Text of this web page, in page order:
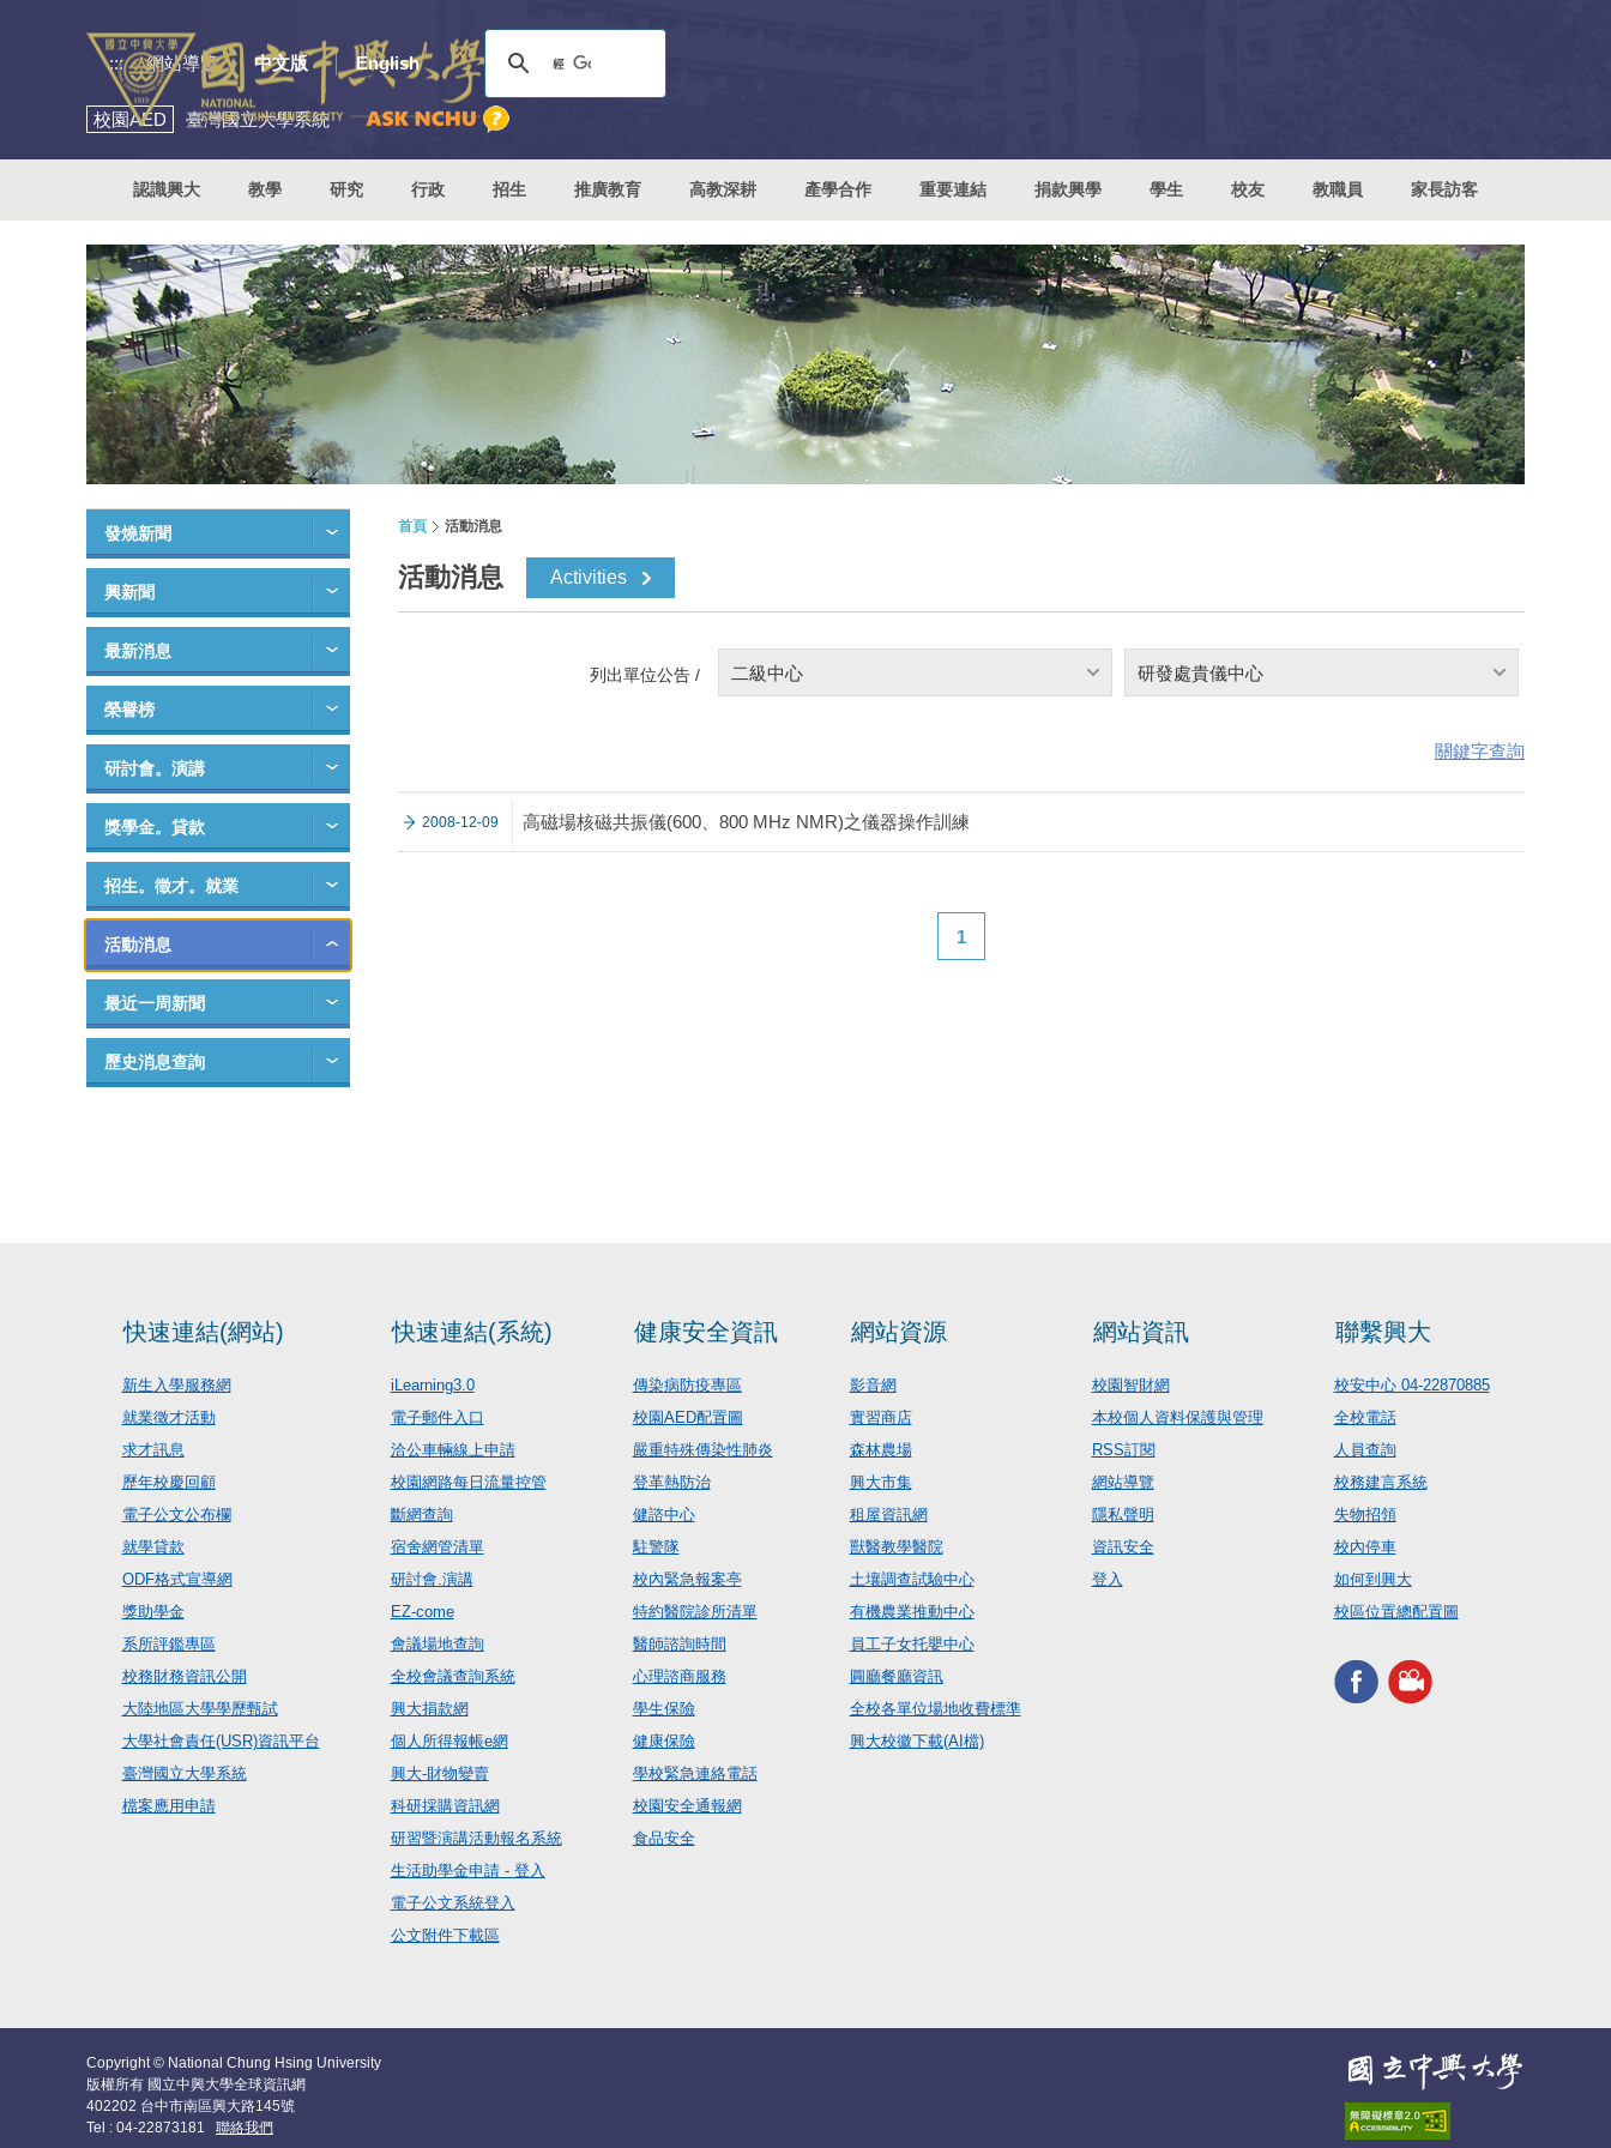
::: 網站導覽 中文版 English
校園AED 臺灣國立大學系統
認識興大 教學 研究 行政 招生 推廣教育 高教深耕 產學合作 重要連結 捐款興學 學生 校友 教職員 家長訪客
發燒新聞
興新聞
最新消息
榮譽榜
研討會。演講
獎學金。貸款
招生。徵才。就業
活動消息
最近一周新聞
歷史消息查詢
首頁 活動消息
活動消息 Activities
列出單位公告 / 二級中心 研發處貴儀中心
關鍵字查詢
2008-12-09 高磁場核磁共振儀(600、800 MHz NMR)之儀器操作訓練
1
快速連結(網站)
新生入學服務網
就業徵才活動
求才訊息
歷年校慶回顧
電子公文公布欄
就學貸款
ODF格式宣導網
獎助學金
系所評鑑專區
校務財務資訊公開
大陸地區大學學歷甄試
大學社會責任(USR)資訊平台
臺灣國立大學系統
檔案應用申請
快速連結(系統)
iLearning3.0
電子郵件入口
洽公車輛線上申請
校園網路每日流量控管
斷網查詢
宿舍網管清單
研討會.演講
EZ-come
會議場地查詢
全校會議查詢系統
興大捐款網
個人所得報帳e網
興大-財物變賣
科研採購資訊網
研習暨演講活動報名系統
生活助學金申請 - 登入
電子公文系統登入
公文附件下載區
健康安全資訊
傳染病防疫專區
校園AED配置圖
嚴重特殊傳染性肺炎
登革熱防治
健諮中心
駐警隊
校內緊急報案亭
特約醫院診所清單
醫師諮詢時間
心理諮商服務
學生保險
健康保險
學校緊急連絡電話
校園安全通報網
食品安全
網站資源
影音網
實習商店
森林農場
興大市集
租屋資訊網
獸醫教學醫院
土壤調查試驗中心
有機農業推動中心
員工子女托嬰中心
圓廳餐廳資訊
全校各單位場地收費標準
興大校徽下載(AI檔)
網站資訊
校園智財網
本校個人資料保護與管理
RSS訂閱
網站導覽
隱私聲明
資訊安全
登入
聯繫興大
校安中心 04-22870885
全校電話
人員查詢
校務建言系統
失物招領
校內停車
如何到興大
校區位置總配置圖
Copyright © National Chung Hsing University
版權所有 國立中興大學全球資訊網
402202 台中市南區興大路145號
Tel : 04-22873181 聯絡我們